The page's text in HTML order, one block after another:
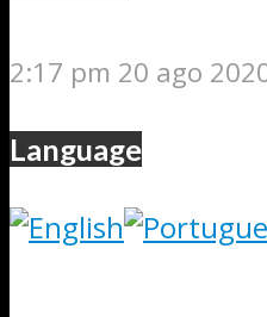
2:17 pm 20 ago
Language